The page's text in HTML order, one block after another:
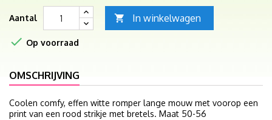
Aantal  In winkelwagen
 Op voorraad
OMSCHRIJVING
Coolen comfy, effen witte romper lange mouw met voorop een
print van een rood strikje met bretels. Maat 50-56